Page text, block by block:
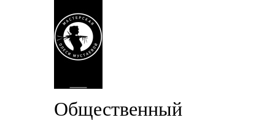
Общественный